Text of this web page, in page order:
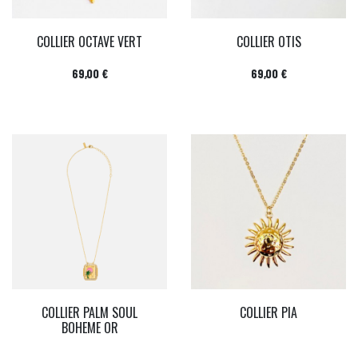
COLLIER OCTAVE VERT
Prix
69,00 €
COLLIER OTIS
Prix
69,00 €
COLLIER PALM SOUL
BOHEME OR
COLLIER PIA